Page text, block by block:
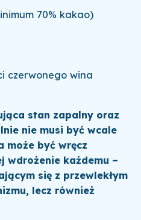
70% kakao)
czerwonego wina
stan zapalny oraz
nie musi być wcale
może być wręcz
wdrożenie każdemu –
się z przewlekłym
lecz również